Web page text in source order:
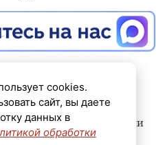
состоялись
проекта
праздник
и активного образа жизни
cookies.
сайт, вы даете
данных в
обработки